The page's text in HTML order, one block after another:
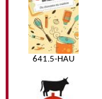
641.5-HAU